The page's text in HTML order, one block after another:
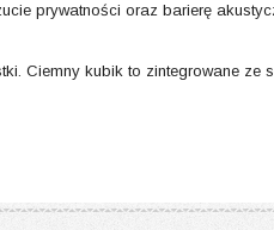
prywatności oraz barierę
Ciemny kubik to zintegrowane ze